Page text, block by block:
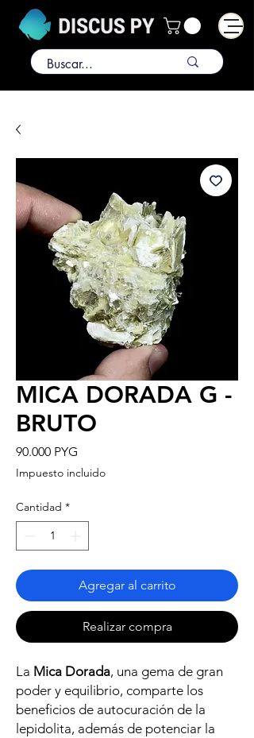
MICA DORADA G -
BRUTO
90.000 PYG
Impuesto incluido
Cantidad *
Agregar al carrito
Realizar compra
La Mica Dorada, una gema de gran
poder y equilibrio, comparte los
beneficios de autocuración de la
lepidolita, además de potenciar la